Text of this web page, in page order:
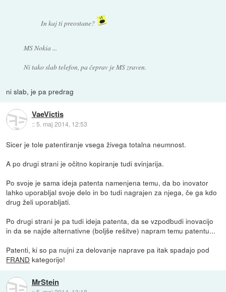
In kaj ti preostane?
MS Nokia ...
Ni tako slab telefon, pa čeprav je MS zraven.
ni slab, je pa predrag
VaeVictis
::5. maj 2014, 12:53
Sicer je tole patentiranje vsega živega totalna neumnost.
A po drugi strani je očitno kopiranje tudi svinjarija.
Po svoje je sama ideja patenta namenjena temu, da bo inovator
lahko uporabljal svoje delo in bo tudi nagrajen za njega, če ga kdo
drug želi uporabljati.
Po drugi strani je pa tudi ideja patenta, da se vzpodbudi inovacijo
in da se najde alternativne (boljše rešitve) napram temu patentu...
Patenti, ki so pa nujni za delovanje naprave pa itak spadajo pod
FRAND kategorijo!
MrStein